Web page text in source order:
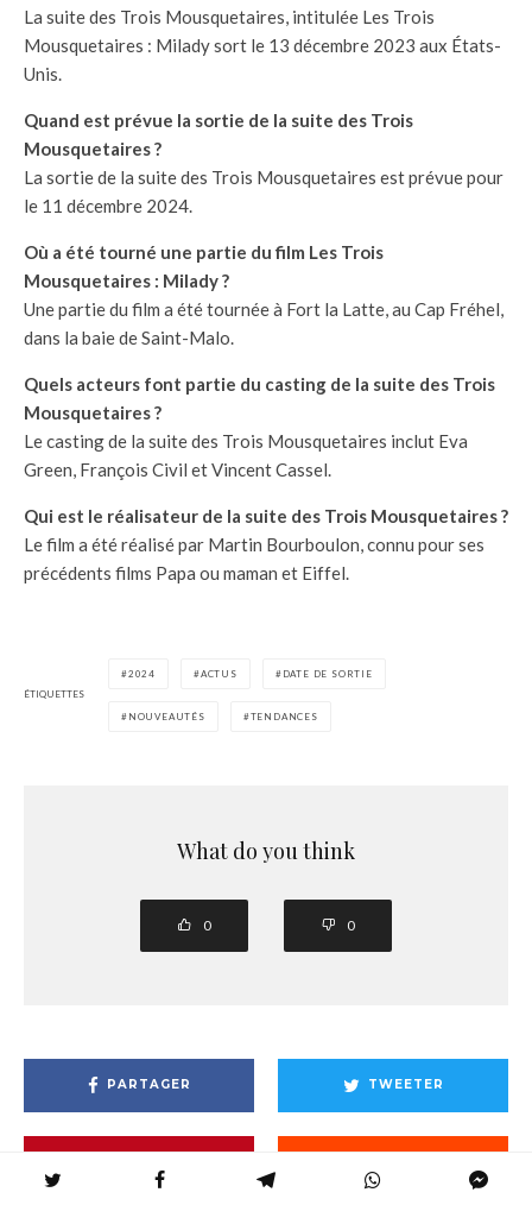
La suite des Trois Mousquetaires, intitulée Les Trois
Mousquetaires : Milady sort le 13 décembre 2023 aux États-
Unis.
Quand est prévue la sortie de la suite des Trois
Mousquetaires ?
La sortie de la suite des Trois Mousquetaires est prévue pour
le 11 décembre 2024.
Où a été tourné une partie du film Les Trois
Mousquetaires : Milady ?
Une partie du film a été tournée à Fort la Latte, au Cap Fréhel,
dans la baie de Saint-Malo.
Quels acteurs font partie du casting de la suite des Trois
Mousquetaires ?
Le casting de la suite des Trois Mousquetaires inclut Eva
Green, François Civil et Vincent Cassel.
Qui est le réalisateur de la suite des Trois Mousquetaires ?
Le film a été réalisé par Martin Bourboulon, connu pour ses
précédents films Papa ou maman et Eiffel.
ÉTIQUETTES
2024 ACTUS DATE DE SORTIE
NOUVEAUTÉS TENDANCES
What do you think
0 0
PARTAGER TWEETER